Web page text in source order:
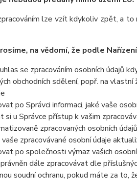
lze vzít kdykoliv zpět, a to
na vědomí, že podle
se zpracováním osobních údajů
obchodních sdělení, popř. na
po Správci informaci, jaké vaše
si u Správce přístup k vašim
zpracovaných osobních
zpracovávané osobní údaje
po společnosti výmaz vašich
dále zpracovávat dle
soudní ochranu, pokud máte za to,